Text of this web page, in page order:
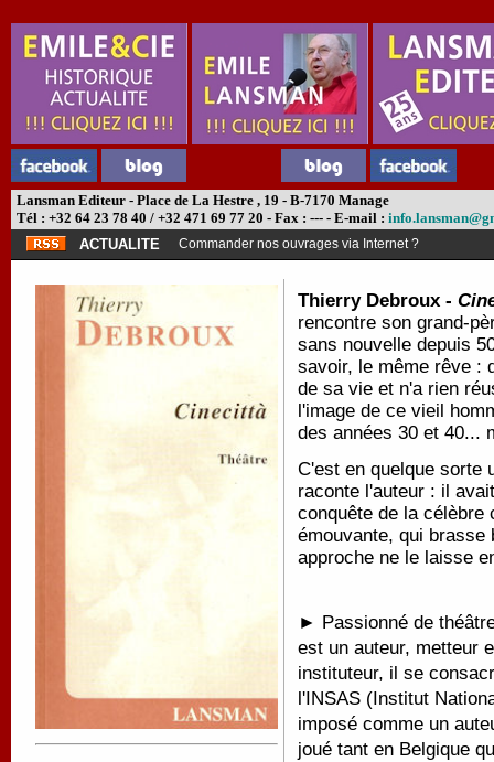
Lansman Editeur - Place de La Hestre , 19 - B-7170 Manage
Tél : +32 64 23 78 40 / +32 471 69 77 20 - Fax : --- - E-mail :
ACTUALITE
Commander nos ouvrages via Internet ?
Thierry Debroux -
rencontre son grand-
sans nouvelle depuis
savoir, le même rêve :
de sa vie et n'a rien
l'image de ce vieil
des années 30 et 40...
C'est en quelque sorte
raconte l'auteur : il
conquête de la célèbre
émouvante, qui brasse
approche ne le laisse
► Passionné de
est un auteur, metteur
instituteur, il se
l'INSAS (Institut
imposé comme un
joué tant en Belgique